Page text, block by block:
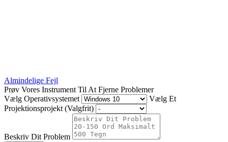
Almindelige Fejl
Prøv Vores Instrument Til At Fjerne Problemer
Vælg Operativsystemet
Vælg Et
Projektionsprojekt (Valgfrit)
Beskriv Dit Problem